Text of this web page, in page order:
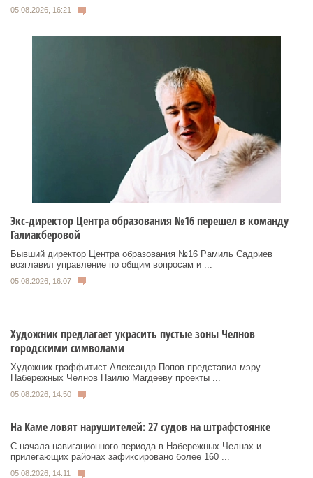
05.08.2026, 16:21
Экс-директор Центра образования №16 перешел в команду
Галиакберовой
Бывший директор Центра образования №16 Рамиль Садриев
возглавил управление по общим вопросам и ...
05.08.2026, 16:07
Художник предлагает украсить пустые зоны Челнов
городскими символами
Художник‑граффитист Александр Попов представил мэру
Набережных Челнов Наилю Магдееву проекты ...
05.08.2026, 14:50
На Каме ловят нарушителей: 27 судов на штрафстоянке
С начала навигационного периода в Набережных Челнах и
прилегающих районах зафиксировано более 160 ...
05.08.2026, 14:11